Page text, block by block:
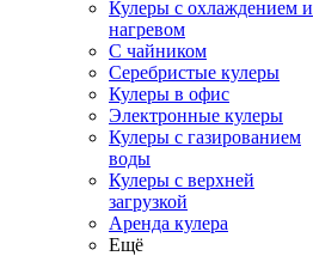
Кулеры с охлаждением и
нагревом
С чайником
Серебристые кулеры
Кулеры в офис
Электронные кулеры
Кулеры с газированием
воды
Кулеры с верхней
загрузкой
Аренда кулера
Ещё